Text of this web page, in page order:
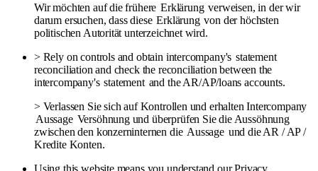
Wir möchten auf die frühere Erklärung verweisen, in der wir
darum ersuchen, dass diese Erklärung von der höchsten
politischen Autorität unterzeichnet wird.
> Rely on controls and obtain intercompany's statement
reconciliation and check the reconciliation between the
intercompany's statement and the AR/AP/loans accounts.
> Verlassen Sie sich auf Kontrollen und erhalten Intercompany
Aussage Versöhnung und überprüfen Sie die Aussöhnung
zwischen den konzerninternen die Aussage und die AR / AP /
Kredite Konten.
Using this website means you understand our Privacy